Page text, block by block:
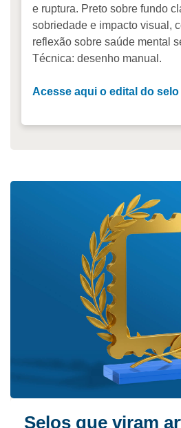
e ruptura. Preto sobre fundo
sobriedade e impacto visual,
reflexão sobre saúde mental
Técnica: desenho manual.
Acesse aqui o edital do selo
Selos que viram